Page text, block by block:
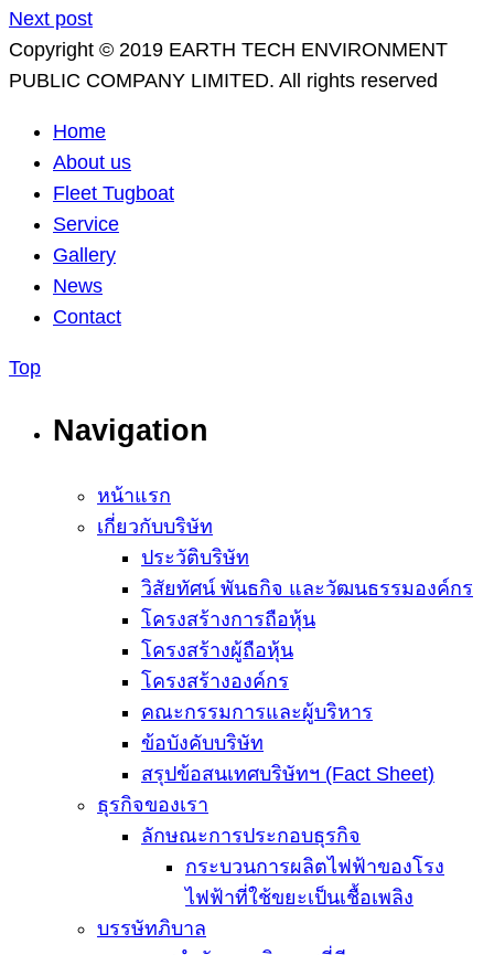
Next post
Copyright © 2019 EARTH TECH ENVIRONMENT
PUBLIC COMPANY LIMITED. All rights reserved
Home
About us
Fleet Tugboat
Service
Gallery
News
Contact
Top
Navigation
หน้าแรก
เกี่ยวกับบริษัท
ประวัติบริษัท
วิสัยทัศน์ พันธกิจ และวัฒนธรรมองค์กร
โครงสร้างการถือหุ้น
โครงสร้างผู้ถือหุ้น
โครงสร้างองค์กร
คณะกรรมการและผู้บริหาร
ข้อบังคับบริษัท
สรุปข้อสนเทศบริษัทฯ (Fact Sheet)
ธุรกิจของเรา
ลักษณะการประกอบธุรกิจ
กระบวนการผลิตไฟฟ้าของโรง
ไฟฟ้าที่ใช้ขยะเป็นเชื้อเพลิง
บรรษัทภิบาล